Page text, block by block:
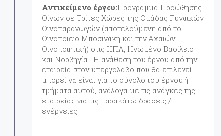
Αντικείμενο έργου:Προγραμμα Προώθησης
Οίνων σε Τρίτες Χώρες της Ομάδας Γυναικών
Οινοπαραγωγών (αποτελούμενη από το
Οινοποιείο Μποσινάκη και την Αχαιών
Οινοποιητική) στις ΗΠΑ, Ηνωμένο Βασίλειο
και Νορβηγία. Η ανάθεση του έργου από την
εταιρεία στον υπεργολάβο που θα επιλεγεί
μπορεί να είναι για το σύνολο του έργου ή
τμήματα αυτού, ανάλογα με τις ανάγκες της
εταιρείας για τις παρακάτω δράσεις /
ενέργειες: